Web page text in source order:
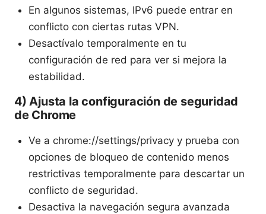
En algunos sistemas, IPv6 puede entrar en
conflicto con ciertas rutas VPN.
Desactívalo temporalmente en tu
configuración de red para ver si mejora la
estabilidad.
4) Ajusta la configuración de seguridad
de Chrome
Ve a chrome://settings/privacy y prueba con
opciones de bloqueo de contenido menos
restrictivas temporalmente para descartar un
conflicto de seguridad.
Desactiva la navegación segura avanzada